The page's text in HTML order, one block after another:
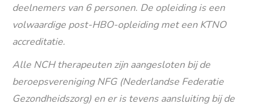
deelnemers van 6 personen. De opleiding is een
volwaardige post-HBO-opleiding met een KTNO
accreditatie.
Alle NCH therapeuten zijn aangesloten bij de
beroepsvereniging NFG (Nederlandse Federatie
Gezondheidszorg) en er is tevens aansluiting bij de